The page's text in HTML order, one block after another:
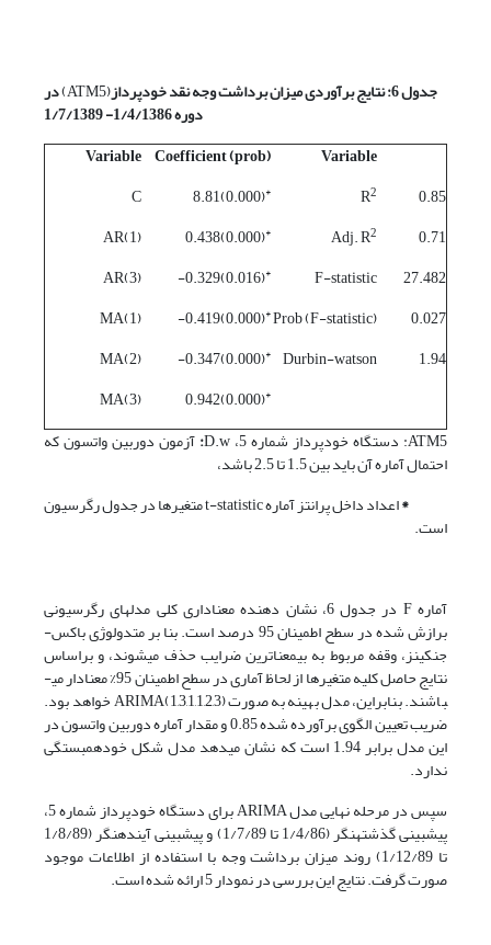
جدول 6: نتایج برآوردی میزان برداشت وجه نقد خودپرداز (ATM5) در
دوره 1/4/1386- 1/7/1389
Variable
Coefficient (prob)
Variable
0.85
R2
*
(0.000)8.81
C
0.71
Adj. R2
*
(0.000)0.438
AR(1)
27.482
F-statistic
*
(0.016)0.329-
AR(3)
0.027
Prob (F-statistic)
*
(0.000)0.419-
MA(1)
1.94
Durbin-watson
*
(0.000)0.347-
MA(2)
*
(0.000)0.942
MA(3)
ATM5: دستگاه خودپرداز شماره 5، D.w
:آزمون دوربین واتسون که
احتمال آماره آن باید بین 1.5 تا 2.5 باشد،
*
اعداد داخل پرانتز آماره t-statistic متغیرها در جدول رگرسیون
است.
آماره F در جدول 6، نشان دهنده معناداری کلی مدل­های رگرسیونی
برازش شده در سطح اطمینان 95 درصد است. بنا بر متدولوژی باکس-
جنکینز، وقفه مربوط به بی­معناترین ضرایب حذف می­شوند، و براساس
نتایج حاصل کلیه متغیرها از لحاظ آماری در سطح اطمینان 95% معنادار می­
باشند. بنابراین، مدل بهینه به صورت ARIMA(1,3,1,1,2,3) خواهد بود.
ضریب تعیین الگوی برآورده شده 0.85 و مقدار آماره دوربین واتسون در
این مدل برابر 1.94 است که نشان می­دهد مدل شکل خودهمبستگی
ندارد.
سپس در مرحله نهایی مدل ARIMA برای دستگاه خودپرداز شماره 5،
پیش­بینی گذشته­نگر (1/4/86 تا 1/7/89) و پیش­بینی آینده­نگر (1/8/89
تا 1/12/89) روند میزان برداشت وجه با استفاده از اطلاعات موجود
صورت گرفت. نتایج این بررسی در نمودار 5 ارائه شده است.